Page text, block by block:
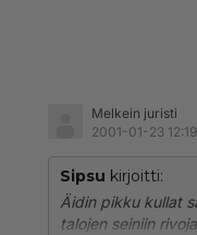
Melkein juristi
2001-01-23
Sipsu kirjoitti:
Äidin pikku kullat
talojen seiniin